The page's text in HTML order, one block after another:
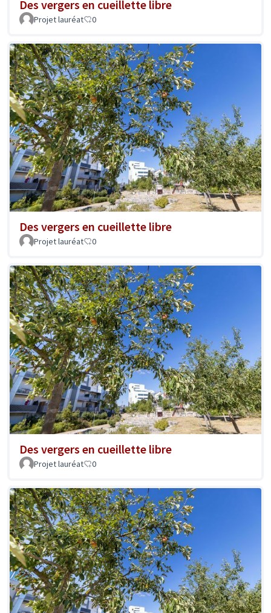
Des vergers en cueillette libre
Projet lauréat 0
Des vergers en cueillette libre
Projet lauréat 0
Des vergers en cueillette libre
Projet lauréat 0